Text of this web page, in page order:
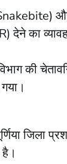
(Snakebite)
देने का
की
जिला